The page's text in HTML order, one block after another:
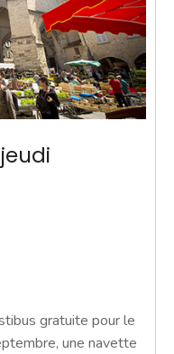
gratuite pour le
une navette